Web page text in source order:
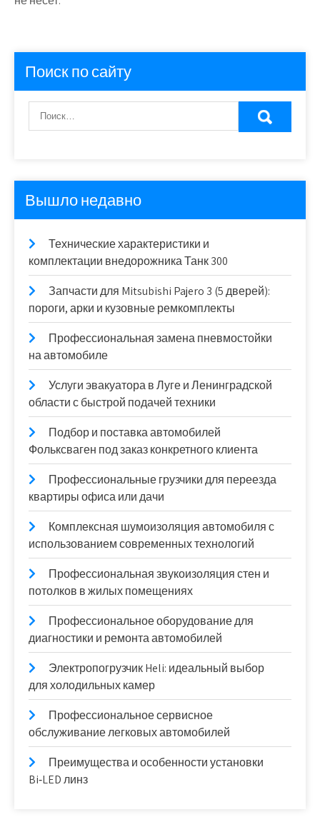
Поиск по сайту
Вышло недавно
Технические характеристики и
комплектации внедорожника Танк 300
Запчасти для Mitsubishi Pajero 3 (5 дверей):
пороги, арки и кузовные ремкомплекты
Профессиональная замена пневмостойки
на автомобиле
Услуги эвакуатора в Луге и Ленинградской
области с быстрой подачей техники
Подбор и поставка автомобилей
Фольксваген под заказ конкретного клиента
Профессиональные грузчики для переезда
квартиры офиса или дачи
Комплексная шумоизоляция автомобиля с
использованием современных технологий
Профессиональная звукоизоляция стен и
потолков в жилых помещениях
Профессиональное оборудование для
диагностики и ремонта автомобилей
Электропогрузчик Heli: идеальный выбор
для холодильных камер
Профессиональное сервисное
обслуживание легковых автомобилей
Преимущества и особенности установки
Bi‑LED линз